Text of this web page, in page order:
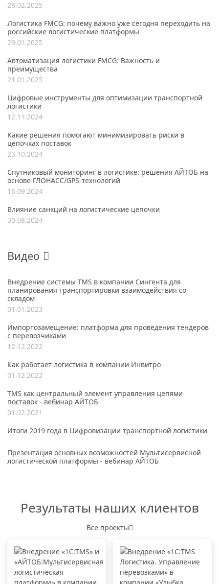
28.02.2025
Логистика FMCG: почему важно уже сегодня переходить на
российские логистические платформы
29.01.2025
Автоматизация логистики FMCG: Важность и
преимущества
21.01.2025
Цифровые инструменты для оптимизации транспортной
логистики
12.11.2024
Какие решения помогают минимизировать риски в
цепочках поставок
23.10.2024
Спутниковый мониторинг в логистике: решения АЙТОБ на
основе ГЛОНАСС/GPS-технологий
16.09.2024
Влияние санкций на логистические цепочки
30.08.2024
Видео
Внедрение системы TMS в компании Сингента для
планирования транспортировки взаимодействия со
складом
01.01.2023
Импортозамещение: платформа для проведения тендеров
с перевозчиками
12.12.2022
Как работает логистика в компании Инвитро
01.12.2022
TMS как центральный элемент управления цепями
поставок - вебинар АЙТОБ
01.02.2021
Итоги 2019 года в Цифровизации транспортной логистики
Презентация основных возможностей Мультисервисной
логистической платформы - вебинар АЙТОБ
Результаты наших клиентов
Все проекты